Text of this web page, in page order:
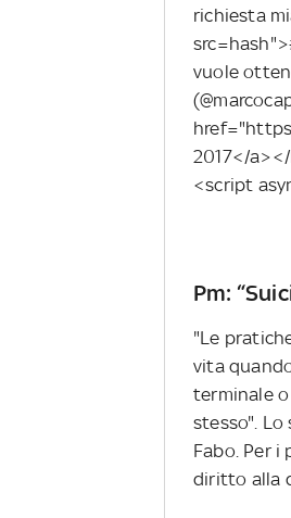
richiesta
vuole
2017</
<script
Pm:
"Le
vita
terminale
stesso". Lo
Fabo. Per
diritto alla